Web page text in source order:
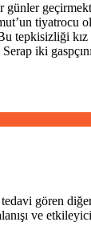
tiyatrocu
tepkisizliği
iki
gören
ve